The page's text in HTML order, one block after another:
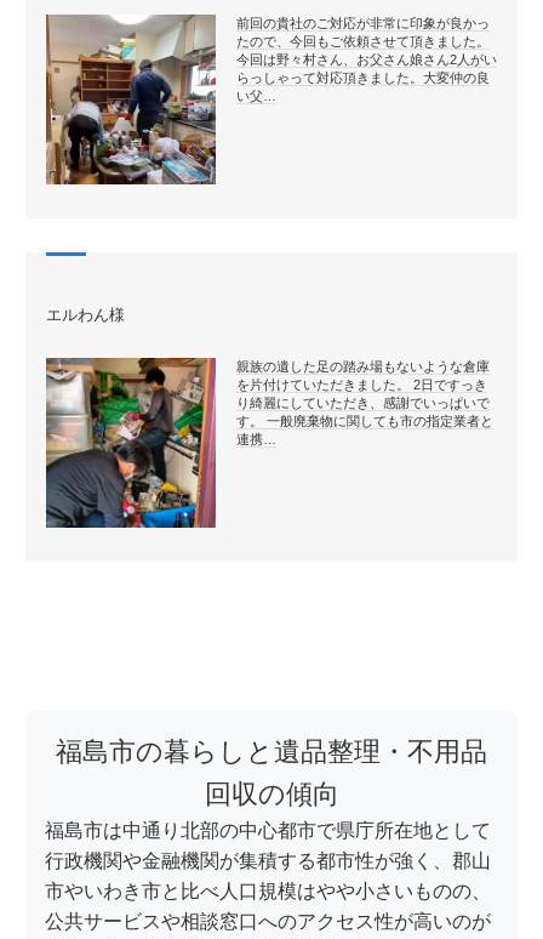
前回の貴社のご対応が非常に印象が良かっ
たので、今回もご依頼させて頂きました。
今回は野々村さん、お父さん娘さん2人がい
らっしゃって対応頂きました。大変仲の良
い父…
エルわん様
親族の遺した足の踏み場もないような倉庫
を片付けていただきました。 2日ですっき
り綺麗にしていただき、感謝でいっぱいで
す。 一般廃棄物に関しても市の指定業者と
連携…
福島市の暮らしと遺品整理・不用品
回収の傾向
福島市は中通り北部の中心都市で県庁所在地として
行政機関や金融機関が集積する都市性が強く、郡山
市やいわき市と比べ人口規模はやや小さいものの、
公共サービスや相談窓口へのアクセス性が高いのが